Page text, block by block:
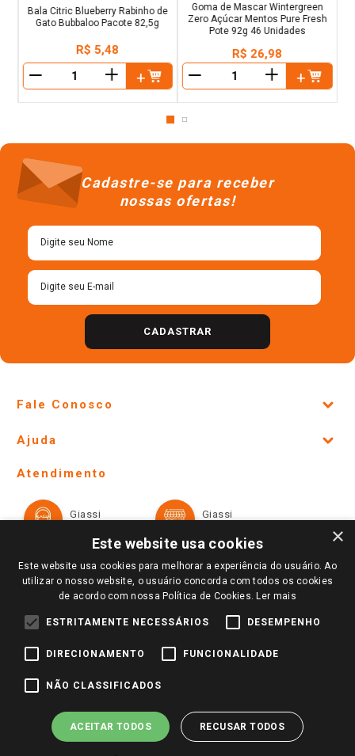
Bala Citric Blueberry Rabinho de
Gato Bubbaloo Pacote 82,5g
R$ 5,48
＋
Goma de Mascar Wintergreen
Zero Açúcar Mentos Pure Fresh
Pote 92g 46 Unidades
R$ 26,98
＋
Cadastre-se para receber
nossas ofertas!
CADASTRAR
Fale Conosco
Lojas Físicas e Horários
Ofertas
Televendas
Notícias
Perguntas frequentes
Identidade Visual
Ajuda
Formas de Pagamento
Trocas e Devoluções
Atendimento
Giassi
Giassi
Redes Sociais
Pagamento e Segurança
×
Este website usa cookies
Este website usa cookies para melhorar a experiência do usuário. Ao
utilizar o nosso website, o usuário concorda com todos os cookies
de acordo com nossa Política de Cookies. Ler mais
ESTRITAMENTE NECESSÁRIOS DESEMPENHO
DIRECIONAMENTO FUNCIONALIDADE
NÃO CLASSIFICADOS
ACEITAR TODOS RECUSAR TODOS